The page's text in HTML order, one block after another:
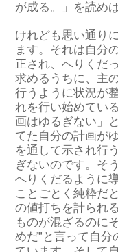
が成る。」を読め
けれども思い通り
ます。それは自分
正され、へりくだ
求めるうちに、主
行うように状況が
れを行い始めてい
画はゆるぎない」
てた自分の計画が
を通して示され行
ぎないのです。そ
へりくだるように
ことごとく純粋だ
の値打ちを計られ
ものが混ざるのに
めだ”と言って自